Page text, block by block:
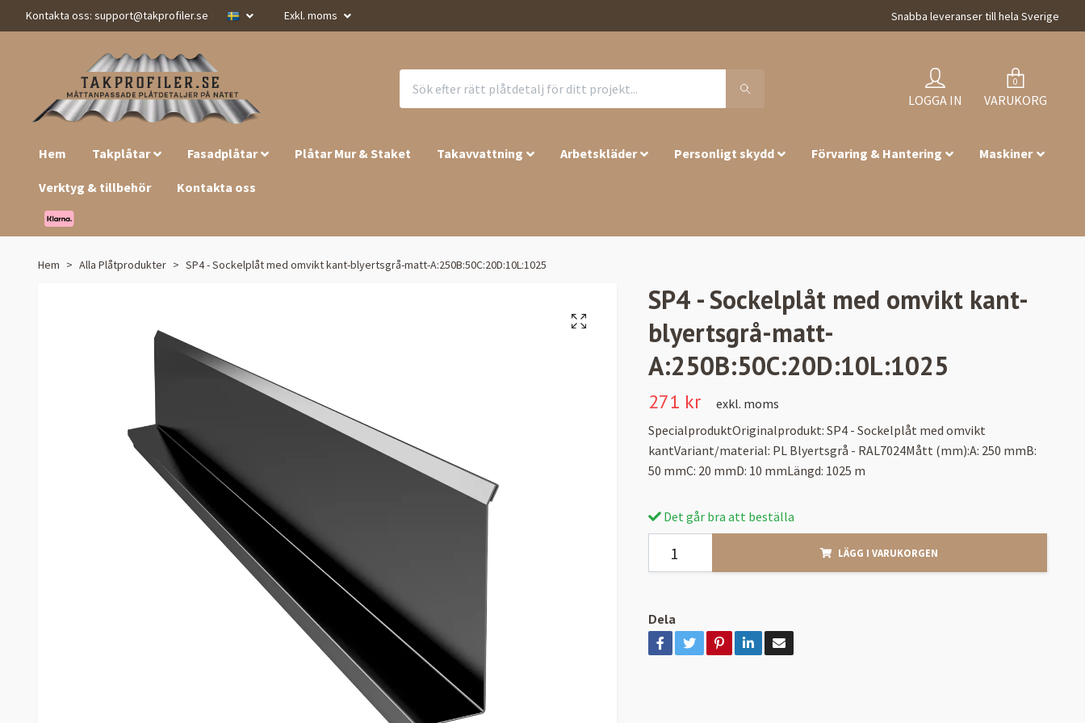
Kontakta oss: support@takprofiler.se Exkl. moms Snabba leveranser till hela Sverige
LOGGA IN
0
VARUKORG
Hem Takplåtar Fasadplåtar Plåtar Mur & Staket Takavvattning Arbetskläder Personligt skydd Förvaring & Hantering Maskiner
Verktyg & tillbehör Kontakta oss
Hem Alla Plåtprodukter SP4 - Sockelplåt med omvikt kant-blyertsgrå-matt-A:250B:50C:20D:10L:1025
SP4 - Sockelplåt med omvikt kant-
blyertsgrå-matt-
A:250B:50C:20D:10L:1025
271 kr
exkl. moms
SpecialproduktOriginalprodukt: SP4 - Sockelplåt med omvikt
kantVariant/material: PL Blyertsgrå - RAL7024Mått (mm):A: 250 mmB:
50 mmC: 20 mmD: 10 mmLängd: 1025 m
Det går bra att beställa
LÄGG I VARUKORGEN
Dela